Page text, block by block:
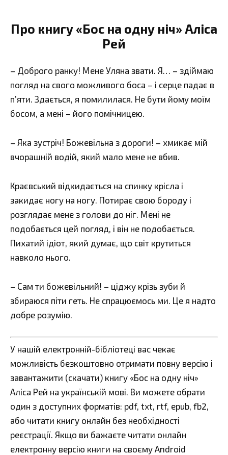
Про книгу «Бос на одну ніч» Аліса
Рей
– Доброго ранку! Мене Уляна звати. Я… – здіймаю
погляд на свого можливого боса – і серце падає в
п’яти. Здається, я помилилася. Не бути йому моїм
босом, а мені – його помічницею.
– Яка зустріч! Божевільна з дороги! – хмикає мій
вчорашній водій, який мало мене не вбив.
Краєвський відкидається на спинку крісла і
закидає ногу на ногу. Потирає свою бороду і
розглядає мене з голови до ніг. Мені не
подобається цей погляд, і він не подобається.
Пихатий ідіот, який думає, що світ крутиться
навколо нього.
– Сам ти божевільний! – ціджу крізь зуби й
збираюся піти геть. Не спрацюємось ми. Це я надто
добре розумію.
У нашій електронній-бібліотеці вас чекає
можливість безкоштовно отримати повну версію і
завантажити (скачати) книгу «Бос на одну ніч»
Аліса Рей на українській мові. Ви можете обрати
один з доступних форматів: pdf, txt, rtf, epub, fb2,
або читати книгу онлайн без необхідності
реєстрації. Якщо ви бажаєте читати онлайн
електронну версію книги на своєму Android